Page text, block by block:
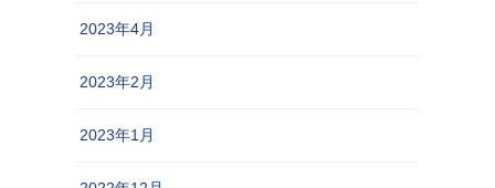
2023年4月
2023年2月
2023年1月